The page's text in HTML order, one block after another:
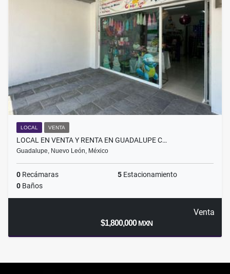
LOCAL VENTA
LOCAL EN VENTA Y RENTA EN GUADALUPE C…
Guadalupe, Nuevo León, México
0 Recámaras 5 Estacionamiento
0 Baños
Venta
$1,800,000MXN